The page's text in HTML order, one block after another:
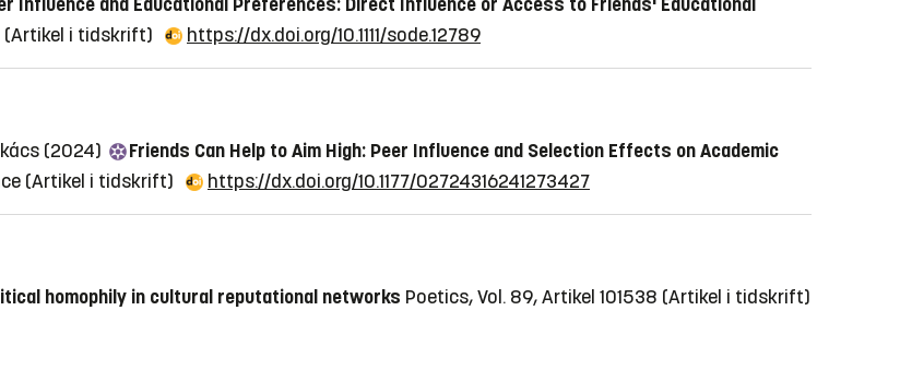
(Artikel i tidskrift) https://dx.doi.org/10.1111/sode.12789
(2024)
Friends Can Help to Aim High: Peer Influence and Selection Effects on Academic
(Artikel i tidskrift) https://dx.doi.org/10.1177/02724316241273427
homophily in cultural reputational networks Poetics, Vol. 89, Artikel 101538 (Artikel i tidskrift)